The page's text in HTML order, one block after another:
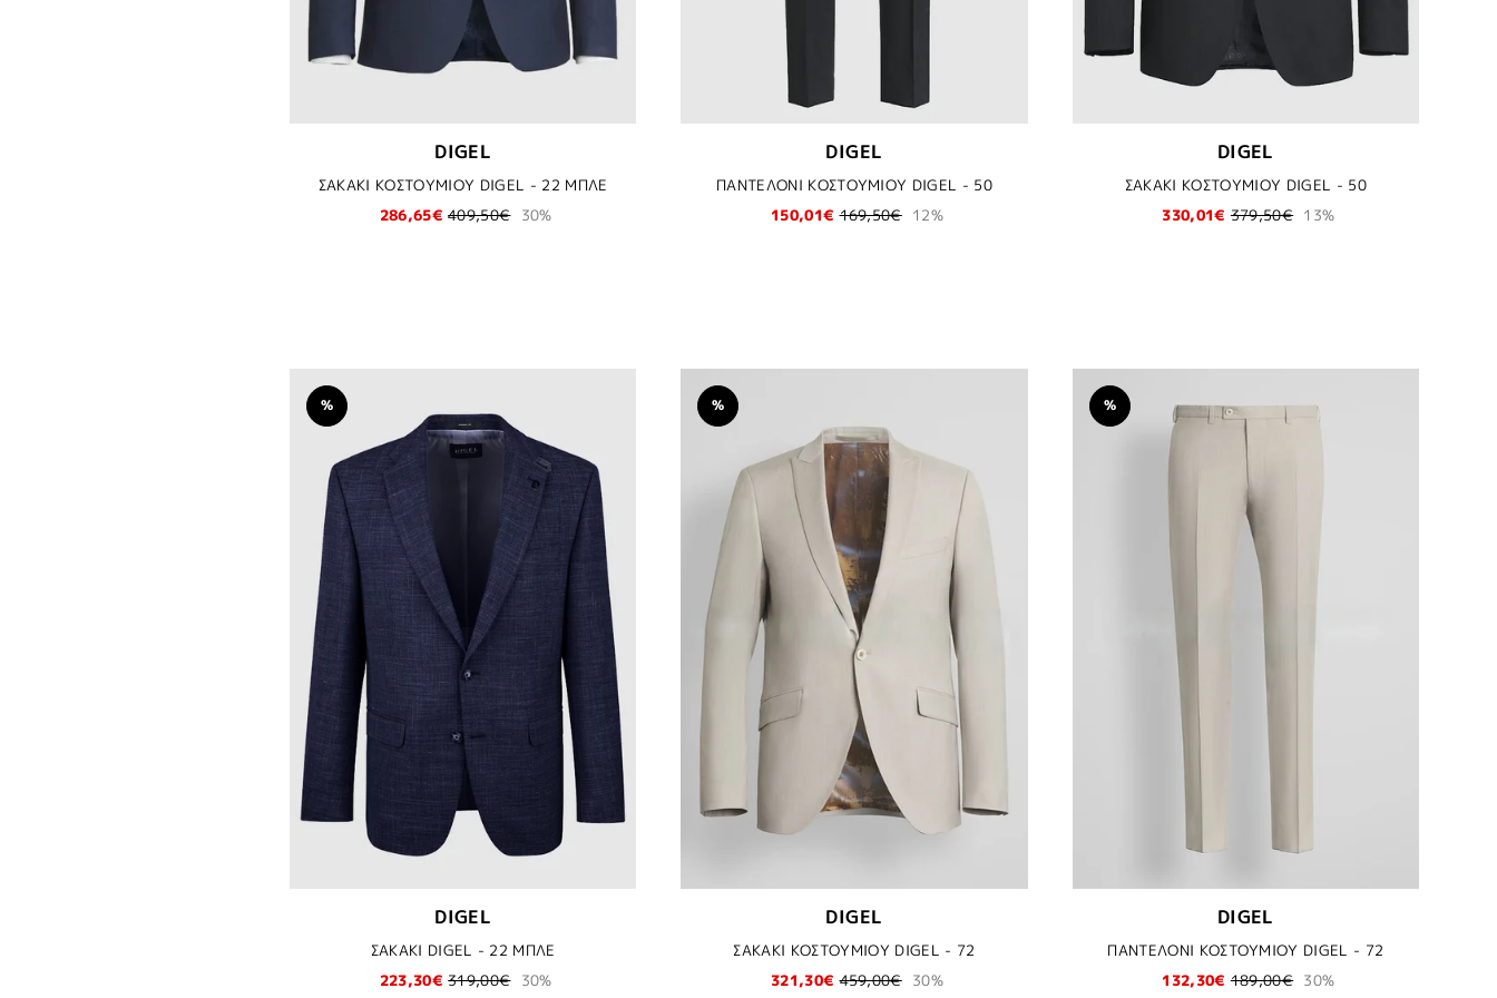
DIGEL
ΣΑΚΑΚΙ ΚΟΣΤΟΥΜΙΟΥ DIGEL - 22 ΜΠΛΕ
286,65€ 409,50€ 30%
DIGEL
ΠΑΝΤΕΛΟΝΙ ΚΟΣΤΟΥΜΙΟΥ DIGEL - 50
150,01€ 169,50€ 12%
DIGEL
ΣΑΚΑΚΙ ΚΟΣΤΟΥΜΙΟΥ DIGEL - 50
330,01€ 379,50€ 13%
DIGEL
ΣΑΚΑΚΙ DIGEL - 22 ΜΠΛΕ
223,30€ 319,00€ 30%
%
DIGEL
ΣΑΚΑΚΙ ΚΟΣΤΟΥΜΙΟΥ DIGEL - 72
321,30€ 459,00€ 30%
%
DIGEL
ΠΑΝΤΕΛΟΝΙ ΚΟΣΤΟΥΜΙΟΥ DIGEL - 72
132,30€ 189,00€ 30%
%